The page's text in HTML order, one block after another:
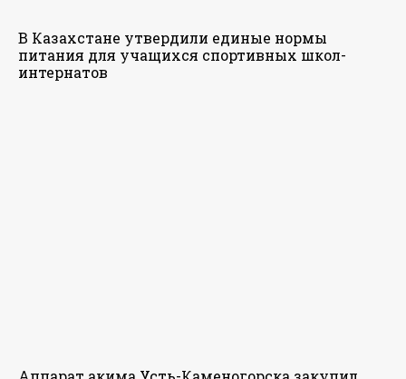
В Казахстане утвердили единые нормы
питания для учащихся спортивных школ-
интернатов